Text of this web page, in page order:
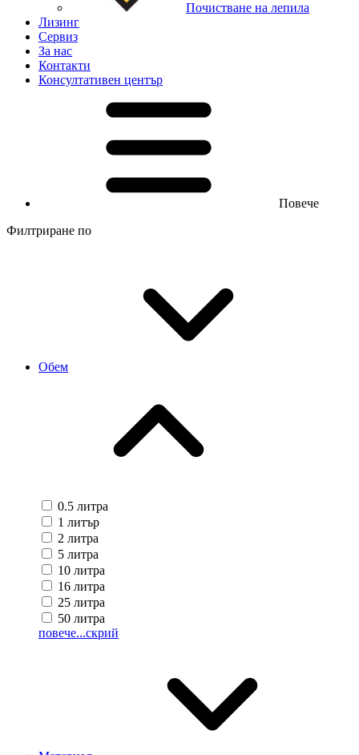
Почистване на лепила
Лизинг
Сервиз
За нас
Контакти
Консултативен център
Повече
Филтриране по
Обем
0.5 литра
1 литър
2 литра
5 литра
10 литра
16 литра
25 литра
50 литра
повече...скрий